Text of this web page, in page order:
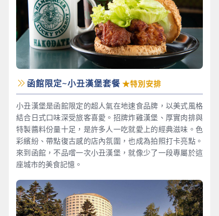
函館限定~小丑漢堡套餐 ★特別安排
小丑漢堡是函館限定的超人氣在地速食品牌，以美式風格
結合日式口味深受旅客喜愛。招牌炸雞漢堡、厚實肉排與
特製醬料份量十足，是許多人一吃就愛上的經典滋味。色
彩繽紛、帶點復古感的店內氛圍，也成為拍照打卡亮點。
來到函館，不品嚐一次小丑漢堡，就像少了一段專屬於這
座城市的美食記憶。